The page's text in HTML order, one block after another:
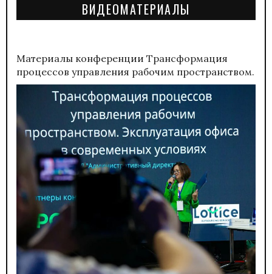
ВИДЕОМАТЕРИАЛЫ
Материалы конференции Трансформация
процессов управления рабочим пространством.